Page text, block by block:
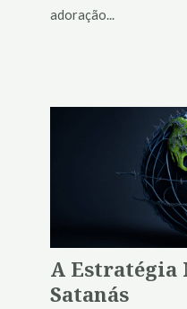
adoração...
A Estratégia
Satanás